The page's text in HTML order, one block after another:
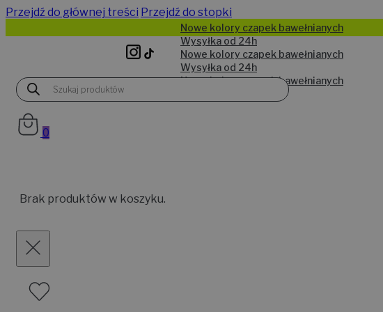
Przejdź do głównej treści Przejdź do stopki
Wyszukiwarka
produktów
0
Brak produktów w koszyku.